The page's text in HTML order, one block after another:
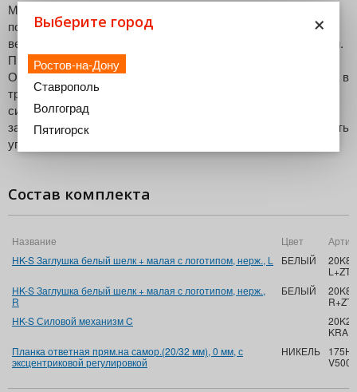
Малый поворотный подъемник AVENTOS HK-S. Идеально
подходит для небольших по высоте ( до 600 мм ) корпусов
верхних шкафов. Минимальная внутренняя высота - 150 мм.
При открывании фасада требуется сверху минимум места.
Останавливается в любом положении. Регулировка фасада в
трех плоскостях. Простая безступенчатая настройка
силовых механизмов ( арт.20K2C01). Цвет основной
заглушки - белый. Петли не требуются. Возможно ограничить
угол открывания до 100° и 75°.
Состав комплекта
Название Цвет
HK-S Заглушка белый шелк + малая с логотипом, нерж., L БЕЛЫЙ
HK-S Заглушка белый шелк + малая с логотипом, нерж.,
R
БЕЛЫЙ
HK-S Силовой механизм C
Планка ответная прям.на самор.(20/32 мм), 0 мм, с
эксцентриковой регулировкой
НИКЕЛЬ
V500
×
Выберите город
Ростов-на-Дону
Ставрополь
Волгоград
Пятигорск